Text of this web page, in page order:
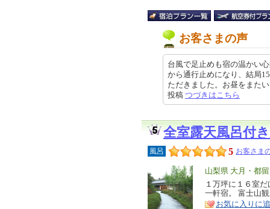
お客さまの声
台風で足止めも宿の温かい
から通行止めになり、結局
ただきました。お昼をまた
投稿 つづきはこちら
全室露天風呂付
風呂 5 お客さま
エ
リ
ア
山梨県 大月・都
特
徴
１万坪に１６室
一軒宿。 富士山
お気に入りに